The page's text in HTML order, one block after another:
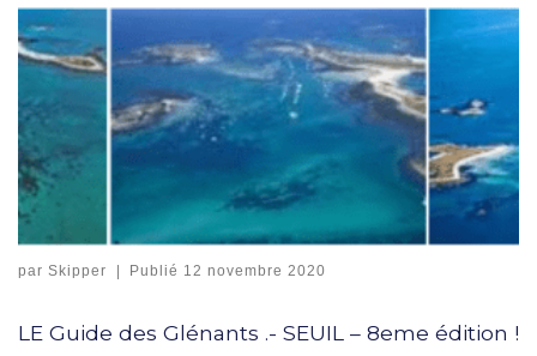
par Skipper Publié 12 novembre 2020
LE Guide des Glénants .- SEUIL – 8eme édition !